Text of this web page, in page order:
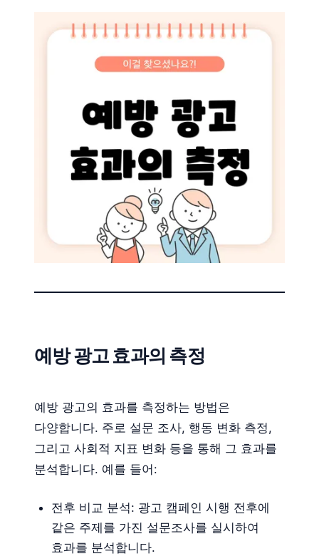
예방 광고 효과의 측정
예방 광고의 효과를 측정하는 방법은
다양합니다. 주로 설문 조사, 행동 변화 측정,
그리고 사회적 지표 변화 등을 통해 그 효과를
분석합니다. 예를 들어:
전후 비교 분석: 광고 캠페인 시행 전후에
같은 주제를 가진 설문조사를 실시하여
효과를 분석합니다.